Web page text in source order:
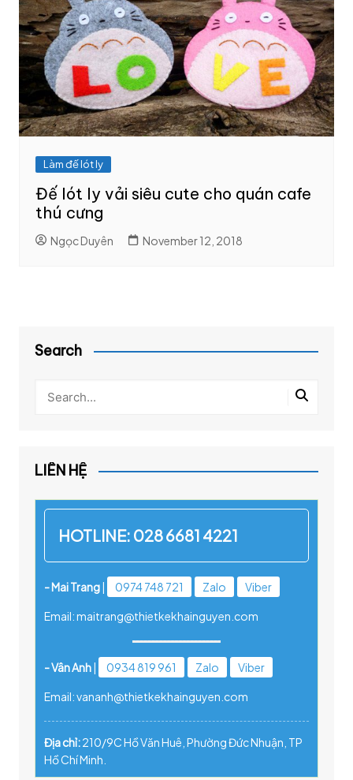
Làm đế lót ly
Đế lót ly vải siêu cute cho quán cafe
thú cưng
Ngọc Duyên November 12, 2018
Search
LIÊN HỆ
HOTLINE: 028 6681 4221
- Mai Trang| 0974 748 721 Zalo Viber
Email: maitrang@thietkekhainguyen.com
- Vân Anh| 0934 819 961 Zalo Viber
Email: vananh@thietkekhainguyen.com
Địa chỉ:210/9C Hồ Văn Huê, Phường Đức Nhuận, TP
Hồ Chí Minh.